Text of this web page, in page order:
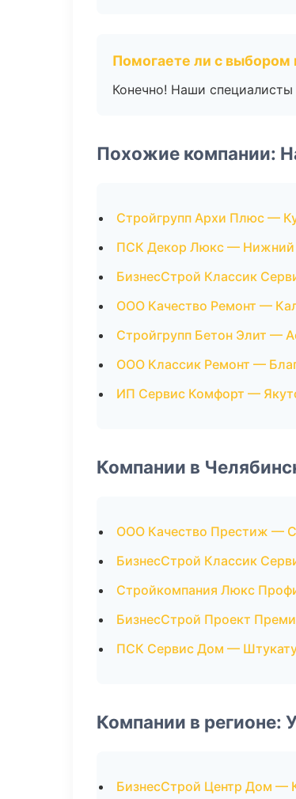
Помогаете ли с выбором
Конечно! Наши
Похожие компании:
Стройгрупп Архи Плюс —
ПСК Декор Люкс — Нижний
БизнесСтрой Классик
ООО Качество Ремонт —
Стройгрупп Бетон Элит —
ООО Классик Ремонт —
ИП Сервис Комфорт —
Компании в
ООО Качество Престиж —
БизнесСтрой Классик
Стройкомпания Люкс
БизнесСтрой Проект
ПСК Сервис Дом —
Компании в регионе:
БизнесСтрой Центр Дом —